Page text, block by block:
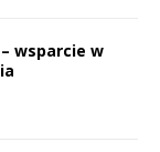
wsparcie w